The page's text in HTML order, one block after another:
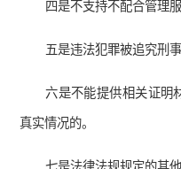
四是不支持不配合管理
五是违法犯罪被追究刑事
六是不能提供相关证明
真实情况的。